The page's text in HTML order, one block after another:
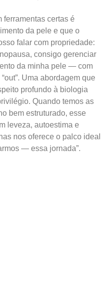
ferramentas certas é
da pele e que o
falar com propriedade:
consigo gerenciar
da minha pele — com
Uma abordagem que
profundo à biologia
Quando temos as
bem estruturado, esse
leveza, autoestima e
nos oferece o palco ideal
— essa jornada”.